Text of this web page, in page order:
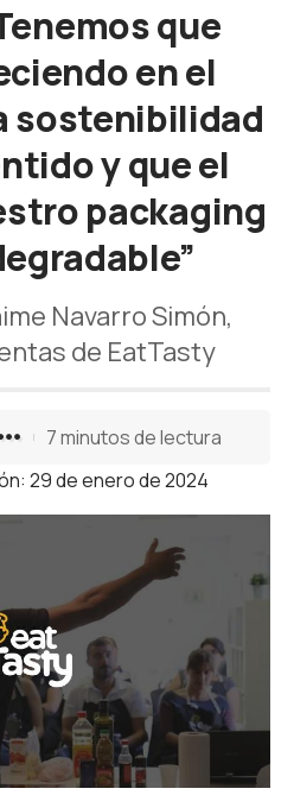
que
en el
sostenibilidad
y que el
packaging
Navarro Simón,
de EatTasty
29 de enero de 2024
7 minutos de lectura